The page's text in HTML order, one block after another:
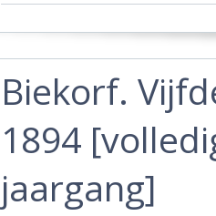
‎Biekorf.
1894
jaargang]‎